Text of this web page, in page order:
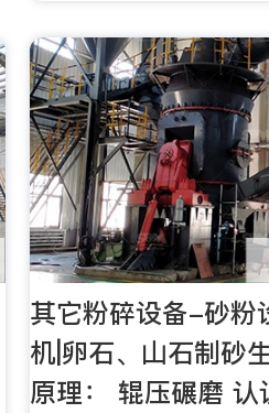
其它粉碎设备-砂粉
机|卵石、山石制砂
原理： 辊压碾磨 认